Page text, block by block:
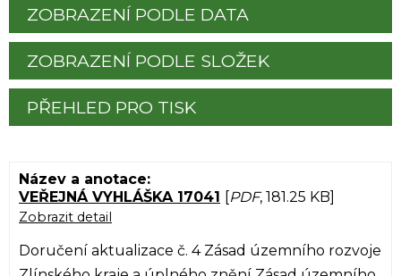
ZOBRAZENÍ PODLE DATA
ZOBRAZENÍ PODLE SLOŽEK
PŘEHLED PRO TISK
VEŘEJNÁ VYHLÁŠKA 17041 [PDF, 181.25 KB]
Zobrazit detail
Doručení aktualizace č. 4 Zásad územního rozvoje